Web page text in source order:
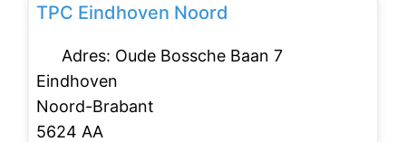
TPC Eindhoven Noord
Adres: Oude Bossche Baan 7
Eindhoven
Noord-Brabant
5624 AA